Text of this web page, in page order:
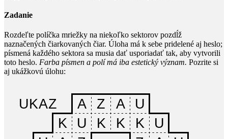
Zadanie
Rozdeľte políčka mriežky na niekoľko sektorov pozdĺž
naznačených čiarkovaných čiar. Úloha má k sebe pridelené aj heslo;
písmená každého sektora sa musia dať usporiadať tak, aby vytvorili
toto heslo. Farba písmen a polí má iba estetický význam. Pozrite si
aj ukážkovú úlohu: